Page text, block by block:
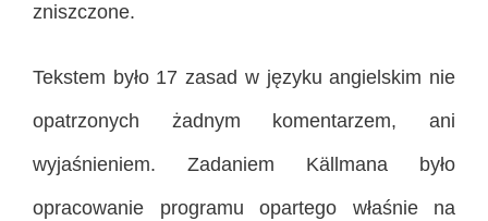
zniszczone.
Tekstem było 17 zasad w języku angielskim nie
opatrzonych żadnym komentarzem, ani
wyjaśnieniem. Zadaniem Källmana było
opracowanie programu opartego właśnie na